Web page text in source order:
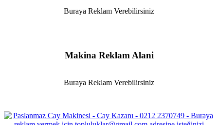
Buraya Reklam Verebilirsiniz
Makina Reklam Alani
Buraya Reklam Verebilirsiniz